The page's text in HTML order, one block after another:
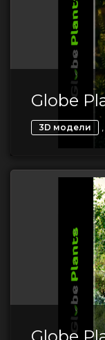
Globe
3D модели ,